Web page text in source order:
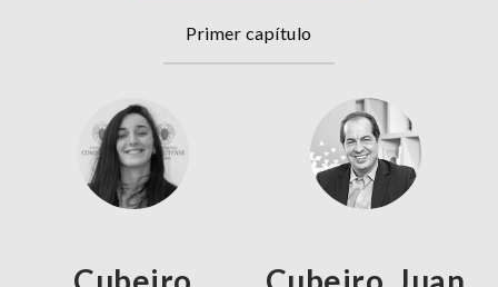
Primer capítulo